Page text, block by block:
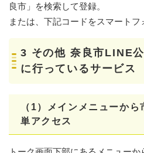
良市」を検索して登録。
または、下記コードをスマートフ
3 その他 奈良市LINE
に行っているサービス
（1）メインメニューか
単アクセス